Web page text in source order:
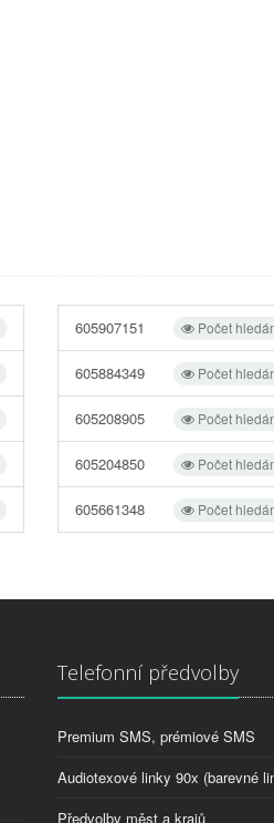
Počet
605907151
Počet
605884349
Počet
605208905
Počet
605204850
Počet
605661348
Telefonní předvolby
Premium SMS, prémiové SMS
Audiotexové linky 90x (barevné
Předvolby měst a krajů